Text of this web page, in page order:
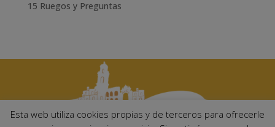
15 Ruegos y Preguntas
Esta web utiliza cookies propias y de terceros para ofrecerle